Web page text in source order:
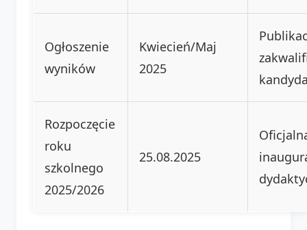
Ogłoszenie
wyników
Kwiecień/Maj
2025
Rozpoczęcie
roku
szkolnego
2025/2026
25.08.2025